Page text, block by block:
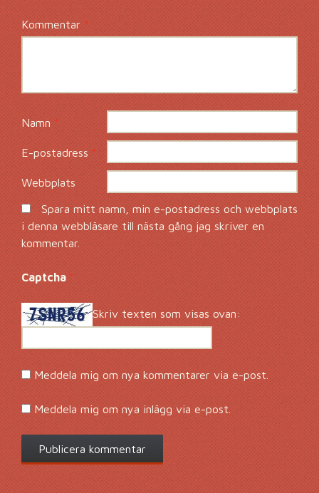
Kommentar*
Namn*
E-postadress*
Webbplats
Spara mitt namn, min e-postadress och webbplats
i denna webbläsare till nästa gång jag skriver en
kommentar.
Captcha*
Skriv texten som visas ovan:
Meddela mig om nya kommentarer via e-post.
Meddela mig om nya inlägg via e-post.